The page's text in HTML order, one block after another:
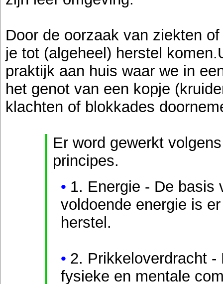
Door de oorzaak van ziekten
je tot (algeheel) herstel
praktijk aan huis waar we in
het genot van een kopje
klachten of blokkades
Er word gewerkt
principes.
1. Energie - De basis
voldoende energie is
herstel.
2. Prikkeloverdracht
fysieke en mentale